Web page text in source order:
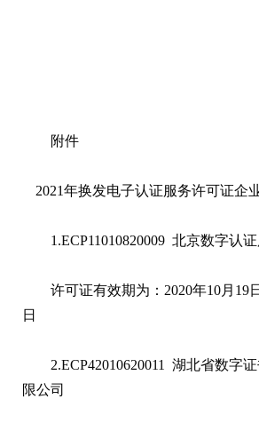
附件
2021年换发电子认证服务许可证企
1.ECP11010820009 北京数字认
许可证有效期为：2020年10月19
日
2.ECP42010620011 湖北省数字
限公司